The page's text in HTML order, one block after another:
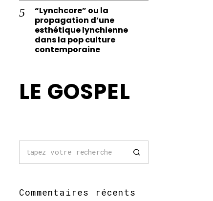
“Lynchcore” ou la
propagation d’une
esthétique lynchienne
dans la pop culture
contemporaine
LE GOSPEL
Commentaires récents